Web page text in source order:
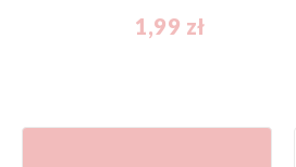
1,99 zł